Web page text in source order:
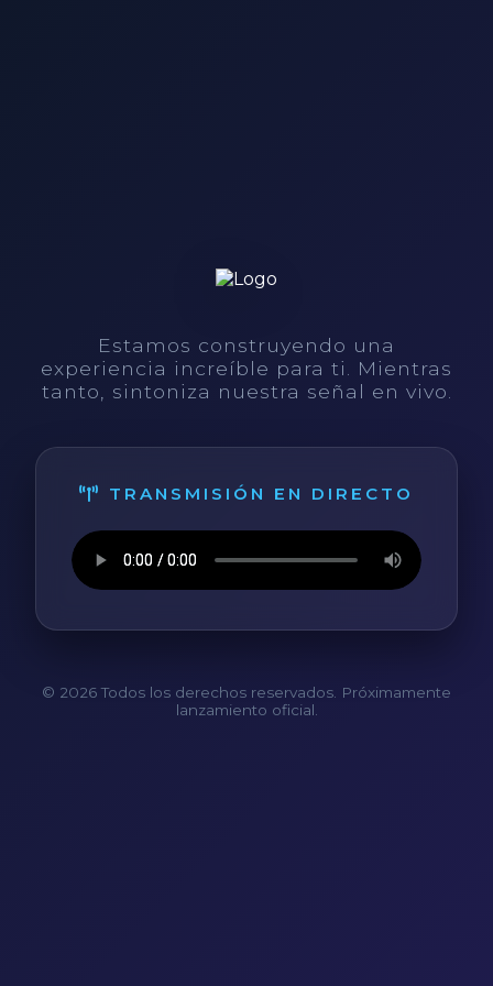
Estamos construyendo una
experiencia increíble para ti. Mientras
tanto, sintoniza nuestra señal en vivo.
TRANSMISIÓN EN DIRECTO
© 2026 Todos los derechos reservados. Próximamente
lanzamiento oficial.